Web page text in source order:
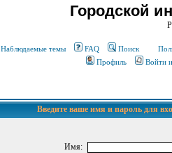
Городской
Наблюдаемые темы FAQ Поиск
Профиль
Войти
Введите ваше имя и пароль для
Имя: